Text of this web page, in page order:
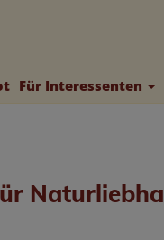
Für Interessenten